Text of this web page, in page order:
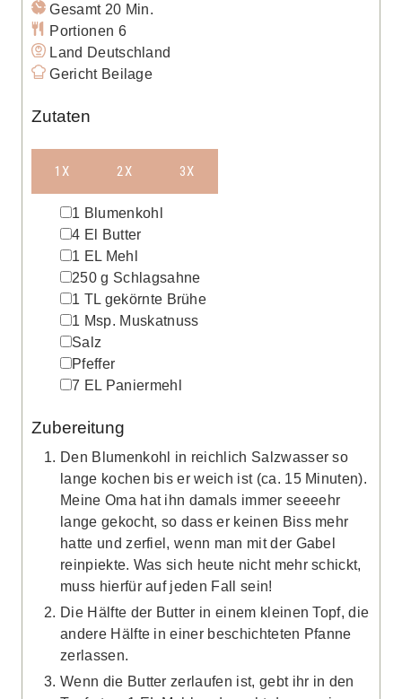
Gesamt 20Minuten
Min.
Portionen 6
Land Deutschland
Gericht Beilage
Zutaten
1X 2X 3X
▢1 Blumenkohl
▢
4 El
Butter
▢1 EL Mehl
▢
250 g Schlagsahne
▢
1 TL gekörnte Brühe
▢1 Msp. Muskatnuss
▢
Salz
▢
Pfeffer
▢
7 EL Paniermehl
Zubereitung
Den Blumenkohl in reichlich Salzwasser so
lange kochen bis er weich ist (ca. 15 Minuten).
Meine Oma hat ihn damals immer seeeehr
lange gekocht, so dass er keinen Biss mehr
hatte und zerfiel, wenn man mit der Gabel
reinpiekte. Was sich heute nicht mehr schickt,
muss hierfür auf jeden Fall sein!
Die Hälfte der Butter in einem kleinen Topf, die
andere Hälfte in einer beschichteten Pfanne
zerlassen.
Wenn die Butter zerlaufen ist, gebt ihr in den